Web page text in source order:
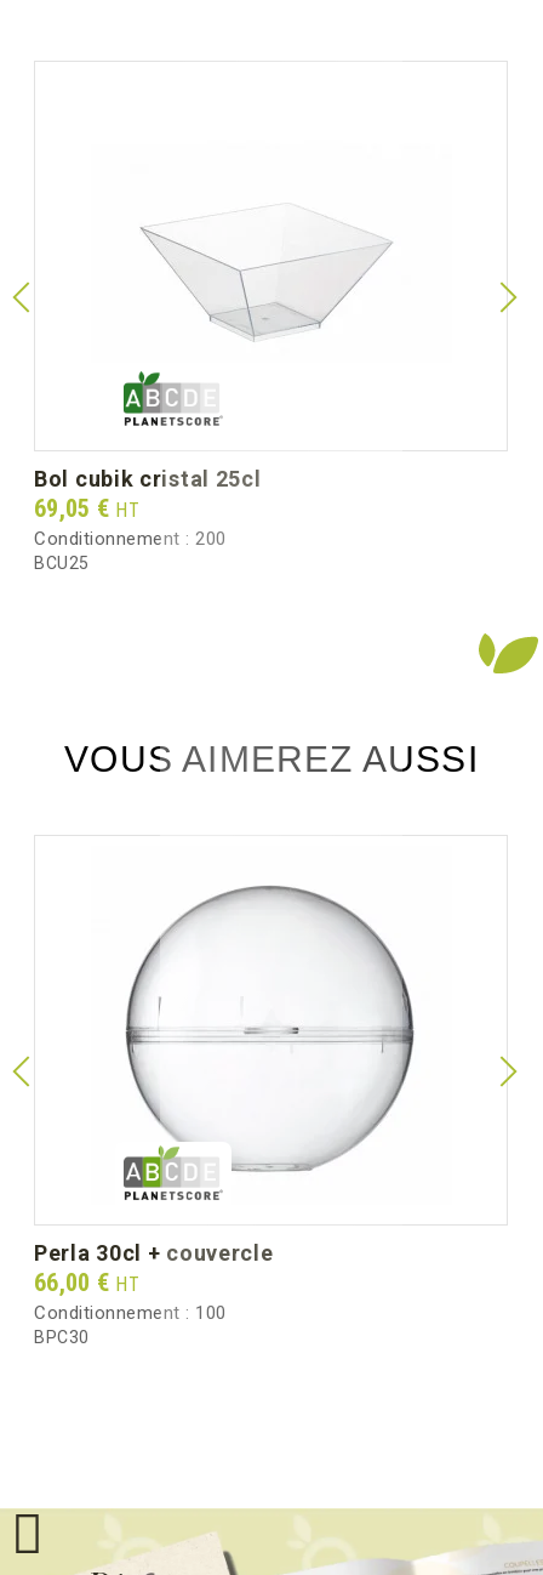
bol cubik cristal 25cl
Prix
69,05 € HT
Conditionnement : 200
BCU25
VOUS AIMEREZ AUSSI
perla 30cl + couvercle
Prix
66,00 € HT
Conditionnement : 100
BPC30